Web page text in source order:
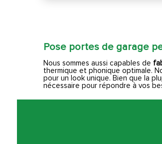
Pose portes de garage
Nous sommes aussi capables de
thermique et phonique optimale.
pour un look unique. Bien que la
nécessaire pour répondre à vos